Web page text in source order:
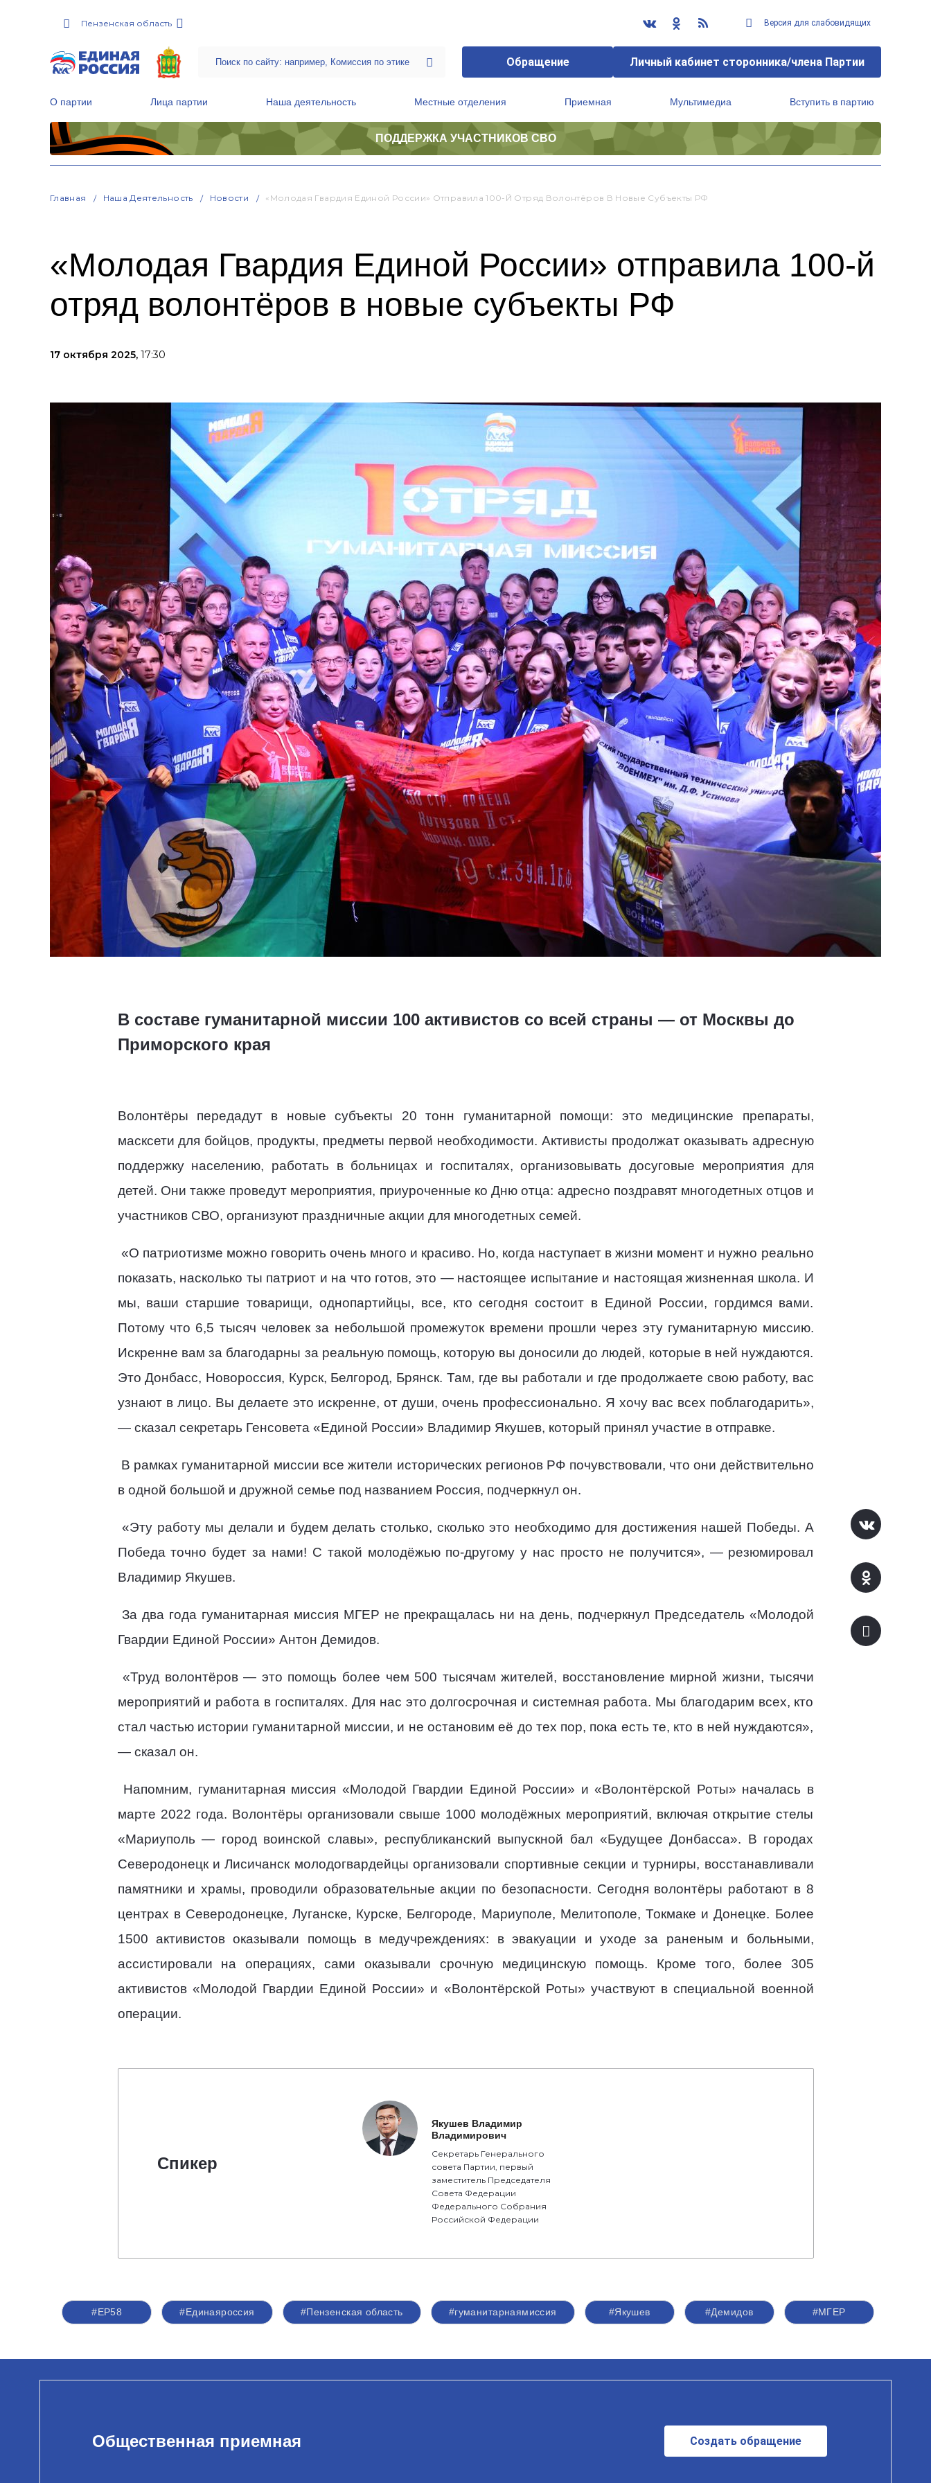
Пензенская область Версия для слабовидящих
Обращение Личный кабинет сторонника/члена Партии
О партии Лица партии Наша деятельность Местные отделения Приемная Мультимедиа Вступить в партию
ПОДДЕРЖКА УЧАСТНИКОВ СВО
Главная Наша Деятельность Новости «Молодая Гвардия Единой России» Отправила 100-Й Отряд Волонтёров В Новые Субъекты РФ
«Молодая Гвардия Единой России» отправила 100-й
отряд волонтёров в новые субъекты РФ
17 октября 2025, 17:30
В составе гуманитарной миссии 100 активистов со всей страны — от Москвы до
Приморского края
Волонтёры передадут в новые субъекты 20 тонн гуманитарной помощи: это медицинские препараты,
масксети для бойцов, продукты, предметы первой необходимости. Активисты продолжат оказывать адресную
поддержку населению, работать в больницах и госпиталях, организовывать досуговые мероприятия для
детей. Они также проведут мероприятия, приуроченные ко Дню отца: адресно поздравят многодетных отцов и
участников СВО, организуют праздничные акции для многодетных семей.
«О патриотизме можно говорить очень много и красиво. Но, когда наступает в жизни момент и нужно реально
показать, насколько ты патриот и на что готов, это — настоящее испытание и настоящая жизненная школа. И
мы, ваши старшие товарищи, однопартийцы, все, кто сегодня состоит в Единой России, гордимся вами.
Потому что 6,5 тысяч человек за небольшой промежуток времени прошли через эту гуманитарную миссию.
Искренне вам за благодарны за реальную помощь, которую вы доносили до людей, которые в ней нуждаются.
Это Донбасс, Новороссия, Курск, Белгород, Брянск. Там, где вы работали и где продолжаете свою работу, вас
узнают в лицо. Вы делаете это искренне, от души, очень профессионально. Я хочу вас всех поблагодарить»,
— сказал секретарь Генсовета «Единой России» Владимир Якушев, который принял участие в отправке.
В рамках гуманитарной миссии все жители исторических регионов РФ почувствовали, что они действительно
в одной большой и дружной семье под названием Россия, подчеркнул он.
«Эту работу мы делали и будем делать столько, сколько это необходимо для достижения нашей Победы. А
Победа точно будет за нами! С такой молодёжью по-другому у нас просто не получится», — резюмировал
Владимир Якушев.
За два года гуманитарная миссия МГЕР не прекращалась ни на день, подчеркнул Председатель «Молодой
Гвардии Единой России» Антон Демидов.
«Труд волонтёров — это помощь более чем 500 тысячам жителей, восстановление мирной жизни, тысячи
мероприятий и работа в госпиталях. Для нас это долгосрочная и системная работа. Мы благодарим всех, кто
стал частью истории гуманитарной миссии, и не остановим её до тех пор, пока есть те, кто в ней нуждаются»,
— сказал он.
Напомним, гуманитарная миссия «Молодой Гвардии Единой России» и «Волонтёрской Роты» началась в
марте 2022 года. Волонтёры организовали свыше 1000 молодёжных мероприятий, включая открытие стелы
«Мариуполь — город воинской славы», республиканский выпускной бал «Будущее Донбасса». В городах
Северодонецк и Лисичанск молодогвардейцы организовали спортивные секции и турниры, восстанавливали
памятники и храмы, проводили образовательные акции по безопасности. Сегодня волонтёры работают в 8
центрах в Северодонецке, Луганске, Курске, Белгороде, Мариуполе, Мелитополе, Токмаке и Донецке. Более
1500 активистов оказывали помощь в медучреждениях: в эвакуации и уходе за раненым и больными,
ассистировали на операциях, сами оказывали срочную медицинскую помощь. Кроме того, более 305
активистов «Молодой Гвардии Единой России» и «Волонтёрской Роты» участвуют в специальной военной
операции.
Спикер
Якушев Владимир
Владимирович
Секретарь Генерального
совета Партии, первый
заместитель Председателя
Совета Федерации
Федерального Собрания
Российской Федерации
#ЕР58 #Единаяроссия #Пензенская область #гуманитарнаямиссия #Якушев #Демидов #‎МГЕР‬
Общественная приемная Создать обращение